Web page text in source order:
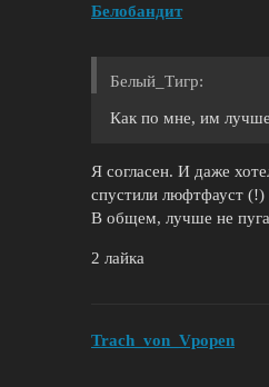
Белобандит
Белый_Tигр:
Как по мне, им
Я согласен. И даже
спустили люфтфауст (!)
В общем, лучше не
2 лайка
Trach_von_Vpopen